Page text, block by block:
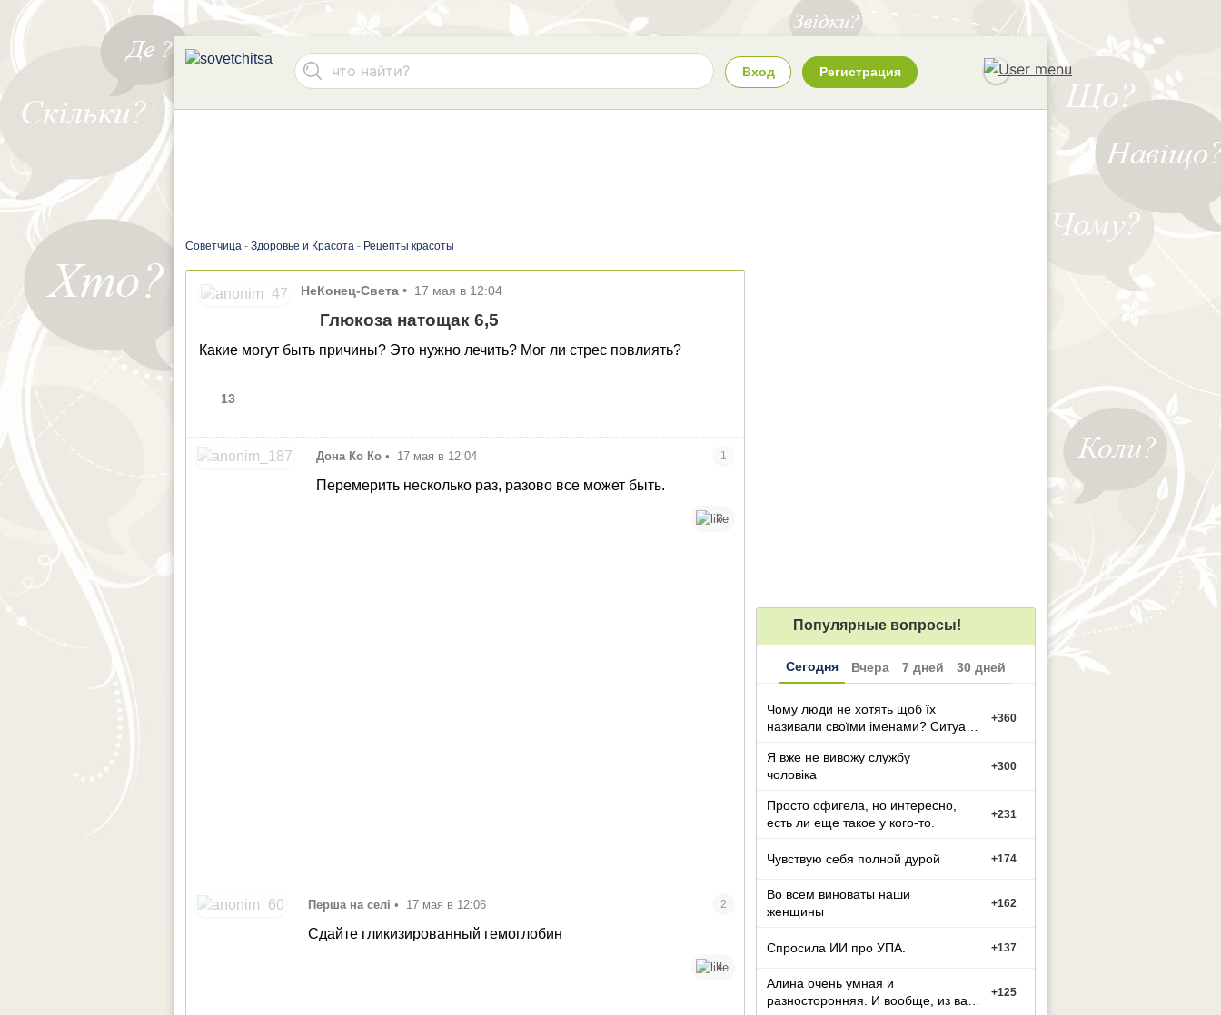
Вход Регистрация
Советчица - Здоровье и Красота - Рецепты красоты
НеКонец-Света • 17 мая в 12:04
Глюкоза натощак 6,5
Какие могут быть причины? Это нужно лечить? Мог ли стрес повлиять?
13
Дона Ко Ко • 17 мая в 12:04 1
Перемерить несколько раз, разово все может быть.
3
Перша на селі • 17 мая в 12:06 2
Сдайте гликизированный гемоглобин
4
Популярные вопросы!
Сегодня Вчера 7 дней 30 дней
Чому люди не хотять щоб їх
називали своїми іменами? Ситуація
+360
Я вже не вивожу службу
чоловіка
+300
Просто офигела, но интересно,
есть ли еще такое у кого-то.
+231
Чувствую себя полной дурой +174
Во всем виноваты наши
женщины
+162
Спросила ИИ про УПА. +137
Алина очень умная и
разносторонняя. И вообще, из вас
+125